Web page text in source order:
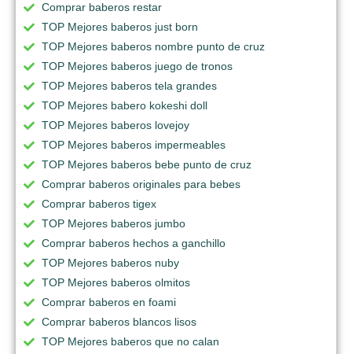
Comprar baberos restar
TOP Mejores baberos just born
TOP Mejores baberos nombre punto de cruz
TOP Mejores baberos juego de tronos
TOP Mejores baberos tela grandes
TOP Mejores babero kokeshi doll
TOP Mejores baberos lovejoy
TOP Mejores baberos impermeables
TOP Mejores baberos bebe punto de cruz
Comprar baberos originales para bebes
Comprar baberos tigex
TOP Mejores baberos jumbo
Comprar baberos hechos a ganchillo
TOP Mejores baberos nuby
TOP Mejores baberos olmitos
Comprar baberos en foami
Comprar baberos blancos lisos
TOP Mejores baberos que no calan